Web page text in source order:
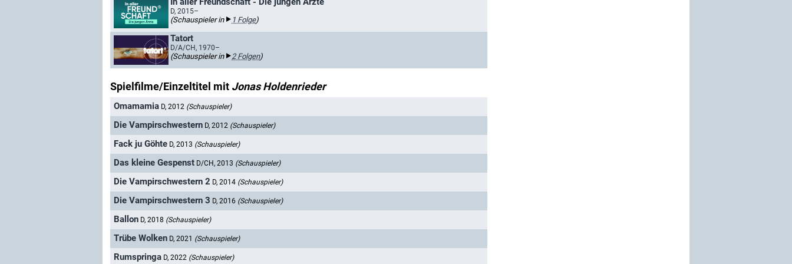
D, 2015–
(Schauspieler in 1 Folge)
Tatort
D/A/CH, 1970–
(Schauspieler in 2 Folgen)
Spielfilme/Einzeltitel mit Jonas Holdenrieder
Omamamia D, 2012 (Schauspieler)
Die Vampirschwestern D, 2012 (Schauspieler)
Fack ju Göhte D, 2013 (Schauspieler)
Das kleine Gespenst D/CH, 2013 (Schauspieler)
Die Vampirschwestern 2 D, 2014 (Schauspieler)
Die Vampirschwestern 3 D, 2016 (Schauspieler)
Ballon D, 2018 (Schauspieler)
Trübe Wolken D, 2021 (Schauspieler)
Rumspringa D, 2022 (Schauspieler)